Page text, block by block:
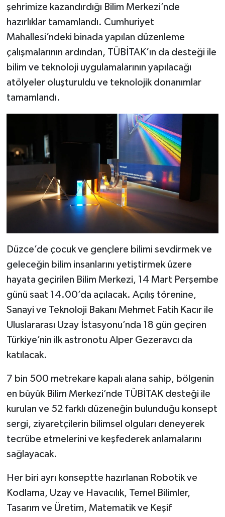
şehrimize kazandırdığı Bilim Merkezi’nde
hazırlıklar tamamlandı. Cumhuriyet
Mahallesi’ndeki binada yapılan düzenleme
çalışmalarının ardından, TÜBİTAK’ın da desteği ile
bilim ve teknoloji uygulamalarının yapılacağı
atölyeler oluşturuldu ve teknolojik donanımlar
tamamlandı.
Düzce’de çocuk ve gençlere bilimi sevdirmek ve
geleceğin bilim insanlarını yetiştirmek üzere
hayata geçirilen Bilim Merkezi, 14 Mart Perşembe
günü saat 14.00’da açılacak. Açılış törenine,
Sanayi ve Teknoloji Bakanı Mehmet Fatih Kacır ile
Uluslararası Uzay İstasyonu’nda 18 gün geçiren
Türkiye’nin ilk astronotu Alper Gezeravcı da
katılacak.
7 bin 500 metrekare kapalı alana sahip, bölgenin
en büyük Bilim Merkezi’nde TÜBİTAK desteği ile
kurulan ve 52 farklı düzeneğin bulunduğu konsept
sergi, ziyaretçilerin bilimsel olguları deneyerek
tecrübe etmelerini ve keşfederek anlamalarını
sağlayacak.
Her biri ayrı konseptte hazırlanan Robotik ve
Kodlama, Uzay ve Havacılık, Temel Bilimler,
Tasarım ve Üretim, Matematik ve Keşif